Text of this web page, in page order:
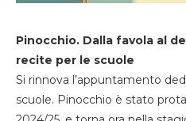
Pinocchio. Dalla favola al
recite per le scuole
Si rinnova l’appuntamento
scuole. Pinocchio è stato